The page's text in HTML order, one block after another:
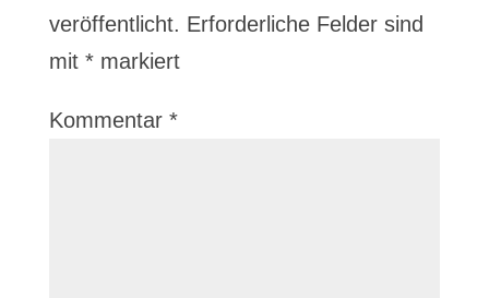
veröffentlicht. Erforderliche Felder sind
mit *markiert
Kommentar *